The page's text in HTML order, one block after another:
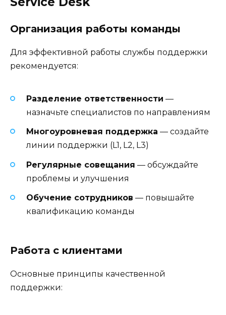
Организация работы команды
Для эффективной работы службы поддержки
рекомендуется:
Разделение ответственности —
назначьте специалистов по направлениям
Многоуровневая поддержка — создайте
линии поддержки (L1, L2, L3)
Регулярные совещания — обсуждайте
проблемы и улучшения
Обучение сотрудников — повышайте
квалификацию команды
Работа с клиентами
Основные принципы качественной
поддержки: